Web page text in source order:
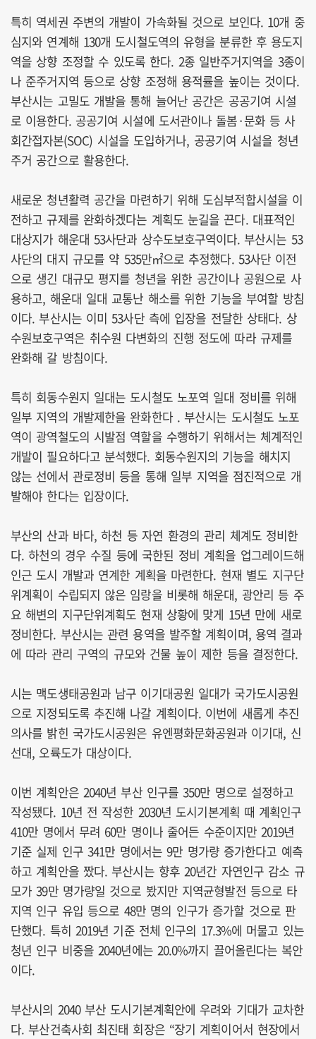
특히 역세권 주변의 개발이 가속화될 것으로 보인다. 10개 중
심지와 연계해 130개 도시철도역의 유형을 분류한 후 용도지
역을 상향 조정할 수 있도록 한다. 2종 일반주거지역을 3종이
나 준주거지역 등으로 상향 조정해 용적률을 높이는 것이다.
부산시는 고밀도 개발을 통해 늘어난 공간은 공공기여 시설
로 이용한다. 공공기여 시설에 도서관이나 돌봄·문화 등 사
회간접자본(SOC) 시설을 도입하거나, 공공기여 시설을 청년
주거 공간으로 활용한다.
새로운 청년활력 공간을 마련하기 위해 도심부적합시설을 이
전하고 규제를 완화하겠다는 계획도 눈길을 끈다. 대표적인
대상지가 해운대 53사단과 상수도보호구역이다. 부산시는 53
사단의 대지 규모를 약 535만㎡으로 추정했다. 53사단 이전
으로 생긴 대규모 평지를 청년을 위한 공간이나 공원으로 사
용하고, 해운대 일대 교통난 해소를 위한 기능을 부여할 방침
이다. 부산시는 이미 53사단 측에 입장을 전달한 상태다. 상
수원보호구역은 취수원 다변화의 진행 정도에 따라 규제를
완화해 갈 방침이다.
특히 회동수원지 일대는 도시철도 노포역 일대 정비를 위해
일부 지역의 개발제한을 완화한다 . 부산시는 도시철도 노포
역이 광역철도의 시발점 역할을 수행하기 위해서는 체계적인
개발이 필요하다고 분석했다. 회동수원지의 기능을 해치지
않는 선에서 관로정비 등을 통해 일부 지역을 점진적으로 개
발해야 한다는 입장이다.
부산의 산과 바다, 하천 등 자연 환경의 관리 체계도 정비한
다. 하천의 경우 수질 등에 국한된 정비 계획을 업그레이드해
인근 도시 개발과 연계한 계획을 마련한다. 현재 별도 지구단
위계획이 수립되지 않은 임랑을 비롯해 해운대, 광안리 등 주
요 해변의 지구단위계획도 현재 상황에 맞게 15년 만에 새로
정비한다. 부산시는 관련 용역을 발주할 계획이며, 용역 결과
에 따라 관리 구역의 규모와 건물 높이 제한 등을 결정한다.
시는 맥도생태공원과 남구 이기대공원 일대가 국가도시공원
으로 지정되도록 추진해 나갈 계획이다. 이번에 새롭게 추진
의사를 밝힌 국가도시공원은 유엔평화문화공원과 이기대, 신
선대, 오륙도가 대상이다.
이번 계획안은 2040년 부산 인구를 350만 명으로 설정하고
작성됐다. 10년 전 작성한 2030년 도시기본계획 때 계획인구
410만 명에서 무려 60만 명이나 줄어든 수준이지만 2019년
기준 실제 인구 341만 명에서는 9만 명가량 증가한다고 예측
하고 계획안을 짰다. 부산시는 향후 20년간 자연인구 감소 규
모가 39만 명가량일 것으로 봤지만 지역균형발전 등으로 타
지역 인구 유입 등으로 48만 명의 인구가 증가할 것으로 판
단했다. 특히 2019년 기준 전체 인구의 17.3%에 머물고 있는
청년 인구 비중을 2040년에는 20.0%까지 끌어올린다는 복안
이다.
부산시의 2040 부산 도시기본계획안에 우려와 기대가 교차한
다. 부산건축사회 최진태 회장은 “장기 계획이어서 현장에서